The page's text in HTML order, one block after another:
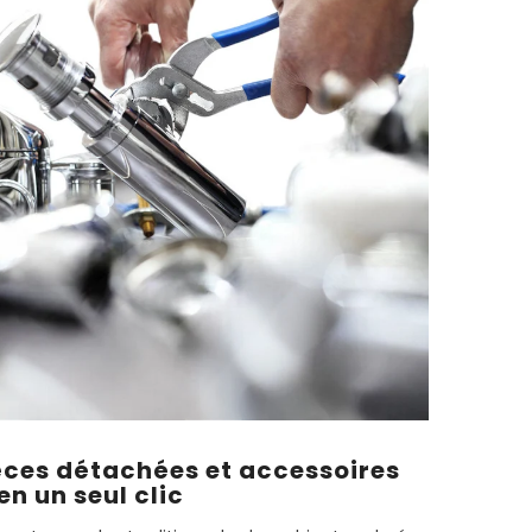
MAINTENANT
MAINTENANT
MAINTENANT
MAINTENANT
détachées et accessoires
un seul clic